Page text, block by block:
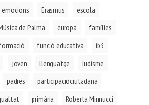
emocions Erasmus
escola
de Palma
europa
famílies
formació funció educativa
ib3
joven llenguatge
ludisme
padres
participacióciutadana
primària
Roberta Minnucci